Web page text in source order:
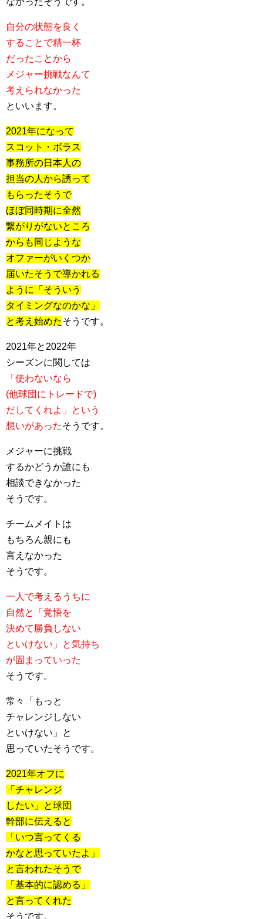
自分の状態を良く
することで精一杯
だったことから
メジャー挑戦なんて
考えられなかった
といいます。
2021年になって
スコット・ボラス
事務所の日本人の
担当の人から誘って
もらったそうで
ほぼ同時期に全然
繋がりがないところ
からも同じような
オファーがいくつか
届いたそうで導かれる
ように「そういう
タイミングなのかな」
と考え始めたそうです。
2021年と2022年
シーズンに関しては
「使わないなら
(他球団にトレードで)
だしてくれよ」という
想いがあったそうです。
メジャーに挑戦
するかどうか誰にも
相談できなかった
そうです。
チームメイトは
もちろん親にも
言えなかった
そうです。
一人で考えるうちに
自然と「覚悟を
決めて勝負しない
といけない」と気持ち
が固まっていった
そうです。
常々「もっと
チャレンジしない
といけない」と
思っていたそうです。
2021年オフに
「チャレンジ
したい」と球団
幹部に伝えると
「いつ言ってくる
かなと思っていたよ」
と言われたそうで
「基本的に認める」
と言ってくれた
そうです。